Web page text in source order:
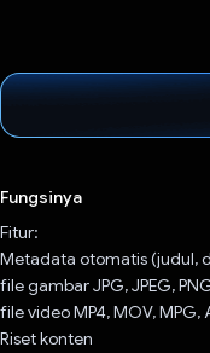
Fungsinya
Fitur:
Metadata otomatis (judul,
file gambar JPG, JPEG,
file video MP4, MOV, MPG,
Riset konten